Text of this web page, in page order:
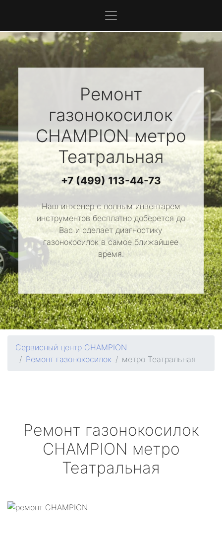
Ремонт
газонокосилок
CHAMPIONметро
Театральная
+7 (499) 113-44-73
Наш инженер с полным инвентарем
инструментов бесплатно доберется до
Вас и сделает диагностику
газонокосилок в самое ближайшее
время.
Сервисный центр CHAMPION
Ремонт газонокосилок
метро Театральная
Ремонт газонокосилок
CHAMPION метро
Театральная